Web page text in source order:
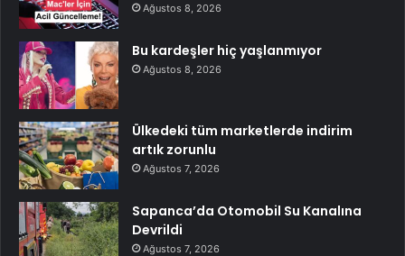
Ağustos 8, 2026
Bu kardeşler hiç yaşlanmıyor
Ağustos 8, 2026
Ülkedeki tüm marketlerde indirim
artık zorunlu
Ağustos 7, 2026
Sapanca’da Otomobil Su Kanalına
Devrildi
Ağustos 7, 2026